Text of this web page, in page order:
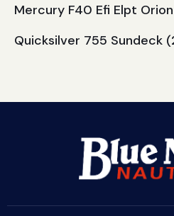
Mercury F40 Efi Elpt Orion
Quicksilver 755 Sundeck